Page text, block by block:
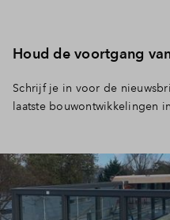
Houd de voortgang
Schrijf je in voor de
laatste bouwontwikkelingen